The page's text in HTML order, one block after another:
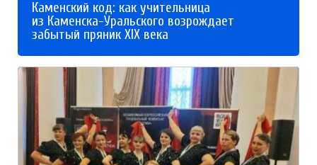
Каменский код: как учительница
из Каменска-Уральского возрождает
забытый пряник XIX века